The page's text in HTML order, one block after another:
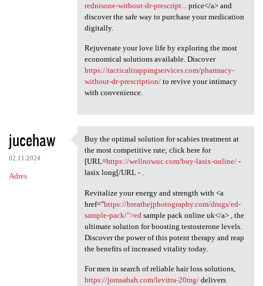
rednisone-without-dr-prescript...
price</a> and
discover the safe way to purchase your medication
digitally.
Rejuvenate your love life by exploring the most
economical solutions available. Discover
https://tacticaltrappingservices.com/pharmacy-
without-dr-prescription/to revive your intimacy
with convenience.
jucehaw
02.11.2024
Adres
Buy the optimal solution for
Buy the optimal solution for scabies treatment at
the most competitive rate; click here for
[URL=https://wellnowuc.com/buy-lasix-online/-
lasix long[/URL - .
Revitalize your energy and strength with <a
href="https://breathejphotography.com/drugs/ed-
sample-pack/">ed sample pack online uk</a> , the
ultimate solution for boosting testosterone levels.
Discover the power of this potent therapy and reap
the benefits of increased vitality today.
For men in search of reliable hair loss solutions,
https://jomsabah.com/levitra-20mg/delivers